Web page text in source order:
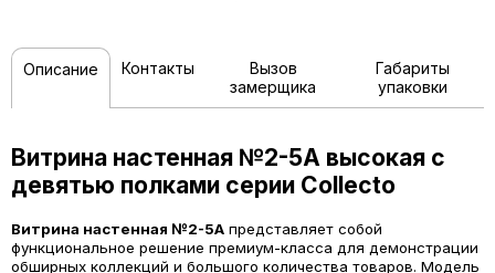
Описание Контакты
Вызов
замерщика
Габариты
упаковки
Витрина настенная №2-5А высокая с
девятью полками серии Collecto
Витрина настенная №2-5А представляет собой
функциональное решение премиум-класса для демонстрации
обширных коллекций и большого количества товаров. Модель